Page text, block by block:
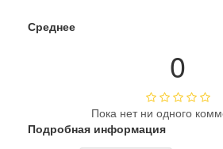
Среднее
0
Пока нет ни одного
Подробная информация